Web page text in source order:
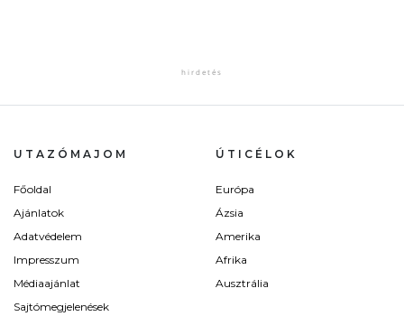
UTAZÓMAJOM
Főoldal
Ajánlatok
Adatvédelem
Impresszum
Médiaajánlat
Sajtómegjelenések
ÚTICÉLOK
Európa
Ázsia
Amerika
Afrika
Ausztrália